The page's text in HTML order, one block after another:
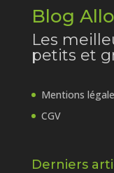
Blog
Les
petits et
Mentions
CGV
Derniers